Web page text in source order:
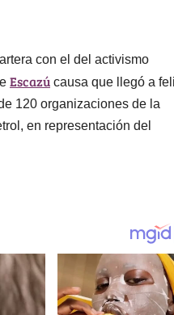
con el del activismo
Escazú causa que llegó a
120 organizaciones de la
en representación del